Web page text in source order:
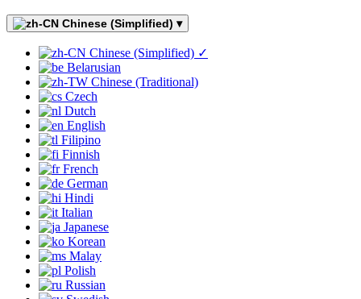
Chinese (Simplified) ▾
Chinese (Simplified) ✓
Belarusian
Chinese (Traditional)
Czech
Dutch
English
Filipino
Finnish
French
German
Hindi
Italian
Japanese
Korean
Malay
Polish
Russian